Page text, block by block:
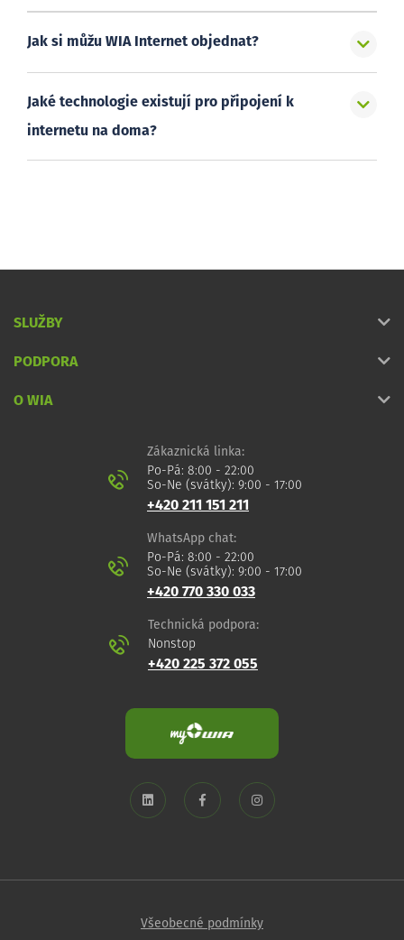
Jak si můžu WIA Internet objednat?
Jaké technologie existují pro připojení k
internetu na doma?
SLUŽBY
PODPORA
O WIA
Zákaznická linka:
Po-Pá: 8:00 - 22:00
So-Ne (svátky): 9:00 - 17:00
+420 211 151 211
WhatsApp chat:
Po-Pá: 8:00 - 22:00
So-Ne (svátky): 9:00 - 17:00
+420 770 330 033
Technická podpora:
Nonstop
+420 225 372 055
Všeobecné podmínky